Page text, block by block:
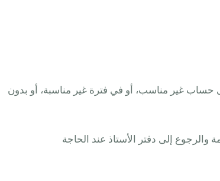
حساب غير مناسب، أو في فترة غير مناسبة، أو بدون
إلى دفتر الأستاذ عند الحاجة